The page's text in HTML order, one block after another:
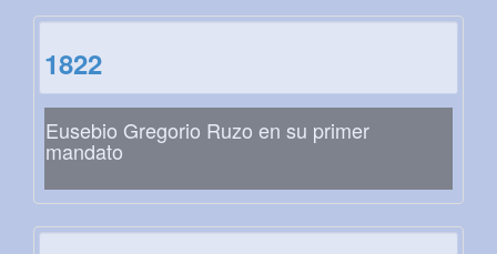
1822
Eusebio Gregorio Ruzo en su primer
mandato